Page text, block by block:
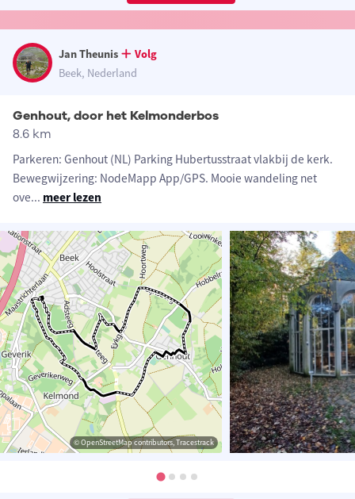
Jan Theunis
Volg
Beek, Nederland
Genhout, door het Kelmonderbos
8.6 km
Parkeren: Genhout (NL) Parking Hubertusstraat vlakbij de kerk.
Bewegwijzering: NodeMapp App/GPS. Mooie wandeling net
ove... meer lezen
© OpenStreetMap contributors, Tracestrack